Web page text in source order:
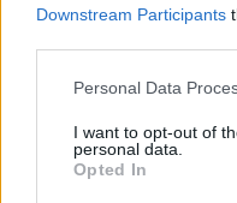
Downstream Participants
Personal Data
I want to opt-out of
personal data.
Opted In
Lehet
növényt
Novák